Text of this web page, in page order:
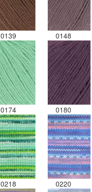
0139 0148
0174 0180
0218 0220